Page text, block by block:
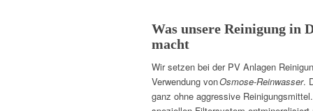
Was unsere Reinigung in
macht
Wir setzen bei der PV Anlagen
Verwendung vonOsmose-Reinwasser.
ganz ohne aggressive